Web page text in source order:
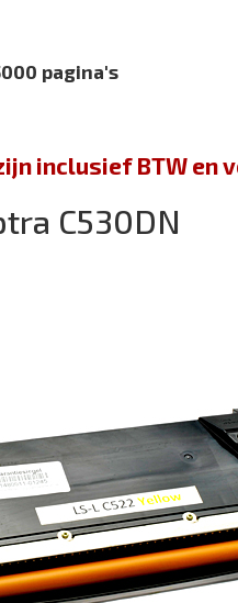
pagina's
inclusief BTW en
C530DN